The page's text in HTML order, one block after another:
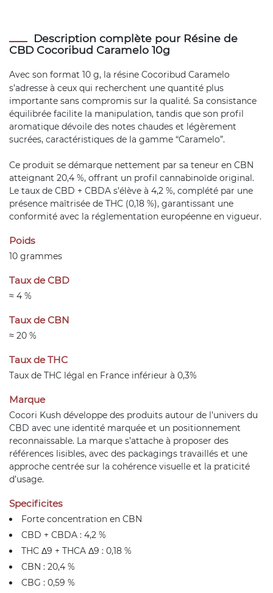
Description complète pour Résine de
CBD Cocoribud Caramelo 10g
Avec son format 10 g, la résine Cocoribud Caramelo
s’adresse à ceux qui recherchent une quantité plus
importante sans compromis sur la qualité. Sa consistance
équilibrée facilite la manipulation, tandis que son profil
aromatique dévoile des notes chaudes et légèrement
sucrées, caractéristiques de la gamme “Caramelo”.
Ce produit se démarque nettement par sa teneur en CBN
atteignant 20,4 %, offrant un profil cannabinoïde original.
Le taux de CBD + CBDA s’élève à 4,2 %, complété par une
présence maîtrisée de THC (0,18 %), garantissant une
conformité avec la réglementation européenne en vigueur.
Poids
10 grammes
Taux de CBD
≈ 4 %
Taux de CBN
≈ 20 %
Taux de THC
Taux de THC légal en France inférieur à 0,3%
Marque
Cocori Kush développe des produits autour de l’univers du
CBD avec une identité marquée et un positionnement
reconnaissable. La marque s’attache à proposer des
références lisibles, avec des packagings travaillés et une
approche centrée sur la cohérence visuelle et la praticité
d’usage.
Specificites
Forte concentration en CBN
CBD + CBDA : 4,2 %
THC Δ9 + THCA Δ9 : 0,18 %
CBN : 20,4 %
CBG : 0,59 %